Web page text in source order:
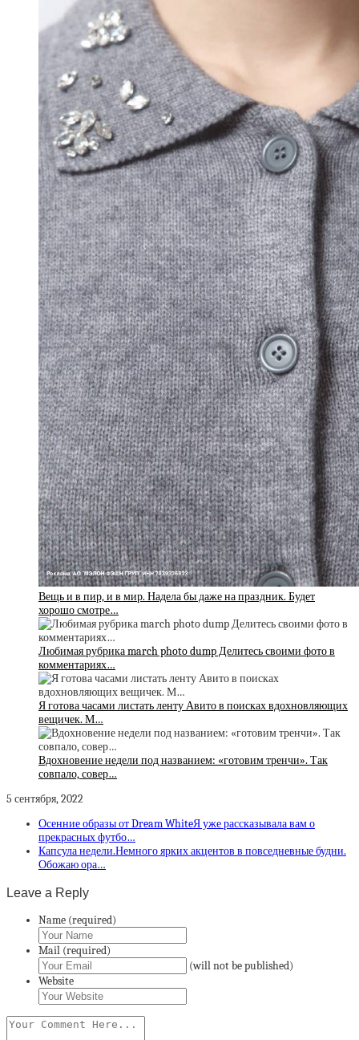
Вещь и в пир, и в мир. Надела бы даже на праздник. Будет
хорошо смотре…
Любимая рубрика march photo dump Делитесь своими фото в
комментариях…
Я готова часами листать ленту Авито в поисках вдохновляющих
вещичек. М…
Вдохновение недели под названием: «готовим тренчи». Так
совпало, совер…
5 сентября, 2022
Осенние образы от Dream WhiteЯ уже рассказывала вам о
прекрасных футбо…
Капсула недели.Немного ярких акцентов в повседневные будни.
Обожаю ора…
Leave a Reply
Name (required)
Mail (required)
(will not be published)
Website